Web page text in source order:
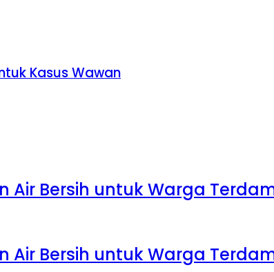
Kasus Wawan
Air Bersih untuk Warga
Air Bersih untuk Warga